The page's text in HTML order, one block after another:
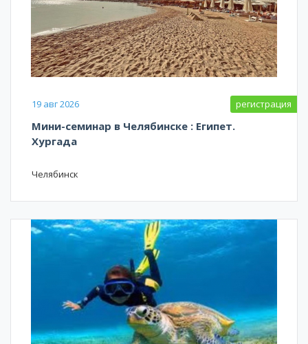
19 авг 2026 регистрация
Мини-семинар в Челябинске : Египет.
Хургада
Челябинск